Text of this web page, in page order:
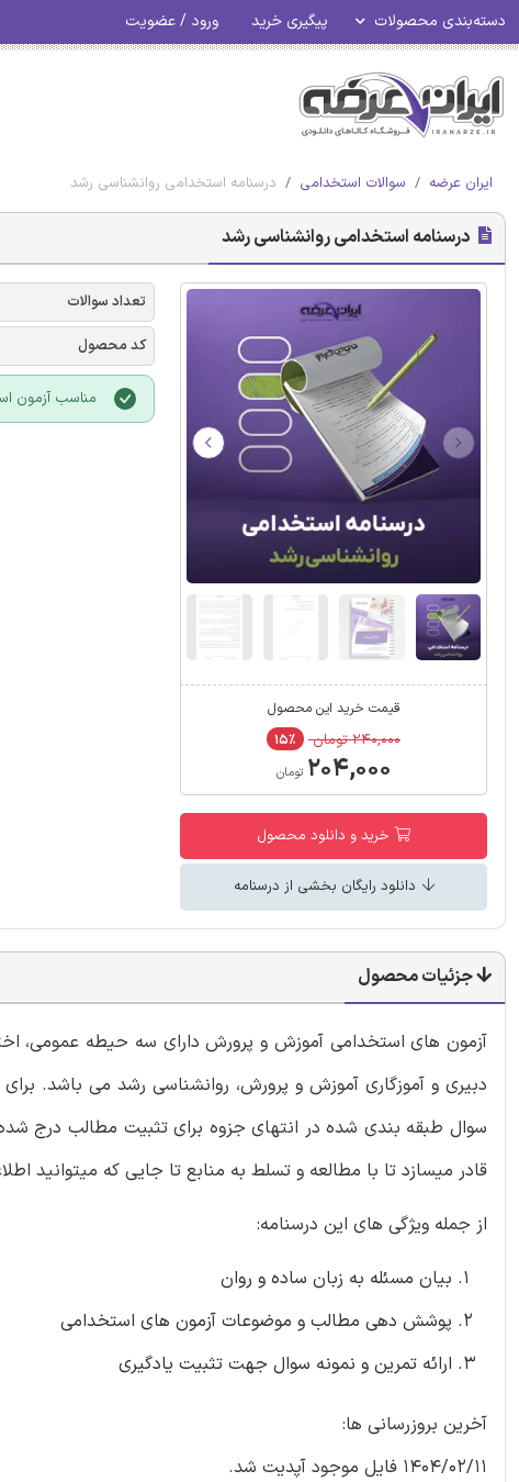
دسته‌بندی محصولات پیگیری خرید ورود / عضویت
ایران عرضه سوالات استخدامی درسنامه استخدامی روانشناسی رشد
درسنامه استخدامی روانشناسی رشد
قیمت خرید این محصول
۲۴۰,۰۰۰ تومان ۱۵٪
۲۰۴,۰۰۰ تومان
خرید و دانلود محصول
دانلود رایگان بخشی از درسنامه
تعداد سوالات
کد محصول
مناسب آزمون
جزئیات محصول
آزمون های استخدامی آموزش و پرورش دارای سه حیطه
دبیری و آموزگاری آموزش و پرورش، روانشناسی رشد می باشد.
سوال طبقه بندی شده در انتهای جزوه برای تثبیت مطالب درج
قادر میسازد تا با مطالعه و تسلط به منابع تا جایی که میتوانید
از جمله ویژگی های این درسنامه:
بیان مسئله به زبان ساده و روان
پوشش دهی مطالب و موضوعات آزمون های استخدامی
ارائه تمرین و نمونه سوال جهت تثبیت یادگیری
آخرین بروزرسانی ها:
1404/02/11 فایل موجود آپدیت شد.